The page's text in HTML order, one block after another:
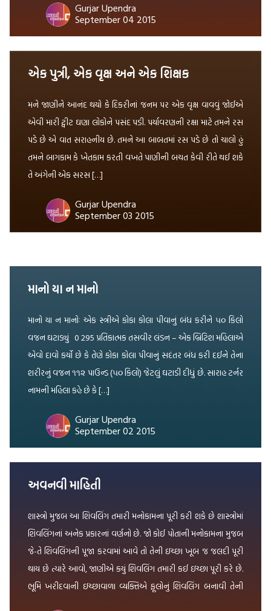
Gurjar Upendra
September 04 2015
એક પુત્રી, એક વૃક્ષ અને એક શિક્ષક
મને જાણીને આનંદ થયો કે દિકરીનાં જનમ પર એક વૃક્ષ વાવવું જોઈએ
એવી મારી ટ્વીટ ઘણા લોકોને પસંદ પડી. પર્યાવરણની રક્ષા માટે તમને રસ
પડે છે એ વાત સરાહનીય છે. તમને આ બાબતમાં રસ પડે છે તો ચાલો હું
તમને બાગકામ કે ખેતકામ કરતી વખતે પાણીની બચત કેવી રીતે થઈ શકે
તે અંગેની એક સરસ […]
Gurjar Upendra
September 03 2015
માનો યા ન માનો
માનો યા ન માનોઃ એક સ્ત્રીએ કોકા કોલા પીવાનું બંધ કરીને ૫૦ કિલો
વજન ઘટાડ્યું 0 295 પ્રતિકાત્મક તસવીર લંડન – એક બ્રિટિશ મહિલાએ
એવો દાવો કર્યો છે કે તેણે કોકા કોલા પીવાનું સદંતર બંધ કરી દઈને તેના
શરીરનું વજન ૧૧૨ પાઉન્ડ (૫૦ કિલો) જેટલું ઘટાડી દીધું છે. સારાહ ટર્નર
નામની મહિલા કહે છે કે […]
Gurjar Upendra
September 02 2015
અવનવી માહિતી
શાસ્ત્રો મુજબ આ શિવલિંગ તમારી મનોકામના પૂરી કરી શકે છે શાસ્ત્રોમાં
શિવલિંગનાં અનેક પ્રકારનાં વર્ણનો છે. જો કોઈ પોતાની મનોકામના મુજબ
જે-તે શિવલિંગની પૂજા કરવામાં આવે તો તેની ઇચ્છા ખૂબ જ જલદી પૂરી
થાય છે ત્યારે આવો, જાણીએ કયું શિવલિંગ તમારી કઈ ઇચ્છા પૂરી કરે છે.
ભૂમિ ખરીદવાની ઇચ્છાવાળા વ્યક્તિએ ફૂલોનું શિવલિંગ બનાવી તેની